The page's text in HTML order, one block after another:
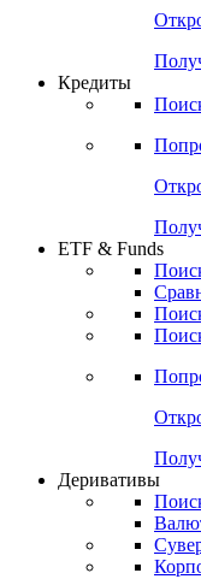
Кредиты
ETF & Funds
Деривативы